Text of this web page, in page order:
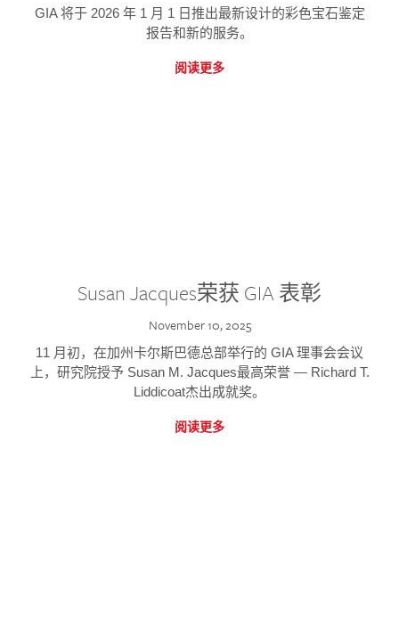
GIA 将于 2026 年 1 月 1 日推出最新设计的彩色宝石鉴定
报告和新的服务。
阅读更多
Susan Jacques荣获 GIA 表彰
November 10, 2025
11 月初，在加州卡尔斯巴德总部举行的 GIA 理事会会议
上，研究院授予 Susan M. Jacques最高荣誉 — Richard T.
Liddicoat杰出成就奖。
阅读更多